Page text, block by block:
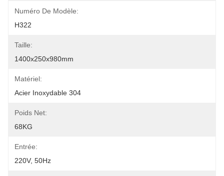
Numéro De Modèle:
H322
Taille:
1400x250x980mm
Matériel:
Acier Inoxydable 304
Poids Net:
68KG
Entrée:
220V, 50Hz